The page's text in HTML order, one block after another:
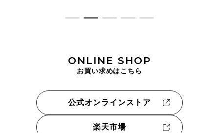
ONLINE SHOP
お買い求めはこちら
公式オンラインストア
楽天市場